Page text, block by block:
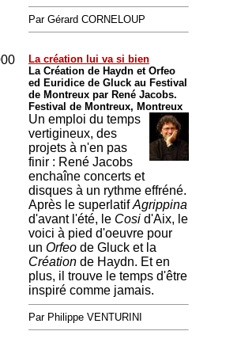
Par Gérard CORNELOUP
La création lui va si bien
La Création de Haydn et Orfeo
ed Euridice de Gluck au Festival
de Montreux par René Jacobs.
Festival de Montreux, Montreux
Un emploi du temps
vertigineux, des
projets à n'en pas
finir : René Jacobs
enchaîne concerts et
disques à un rythme effréné.
Après le superlatifAgrippina
d'avant l'été, le Cosi d'Aix, le
voici à pied d'oeuvre pour
un Orfeo de Gluck et la
Création de Haydn. Et en
plus, il trouve le temps d'être
inspiré comme jamais.
Par Philippe VENTURINI